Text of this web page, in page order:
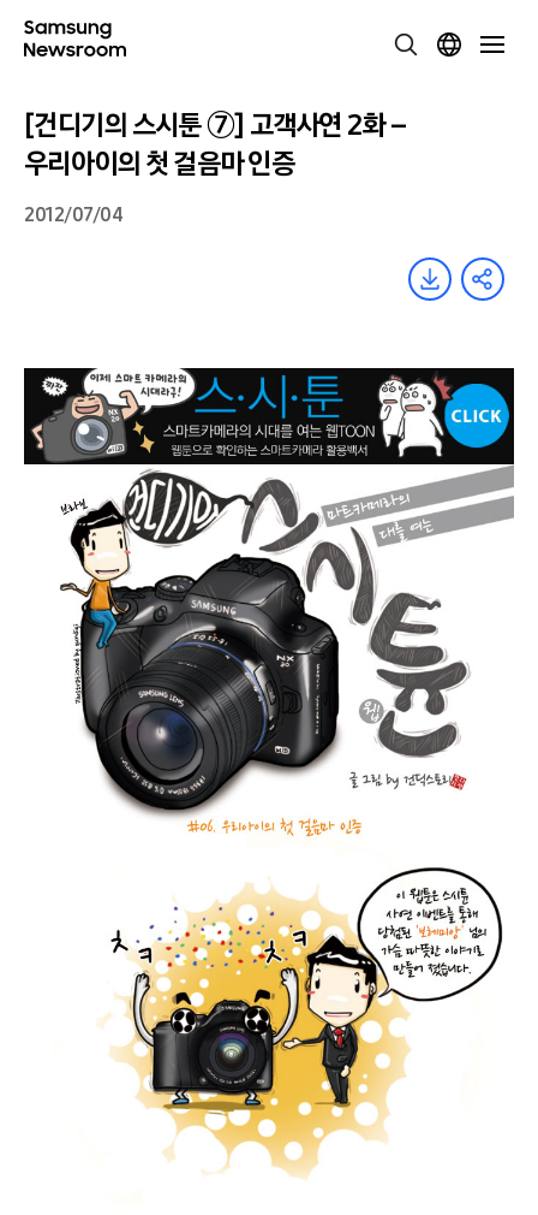
[건디기의 스시툰 ⑦] 고객사연 2화 –
우리아이의 첫 걸음마 인증
2012/07/04